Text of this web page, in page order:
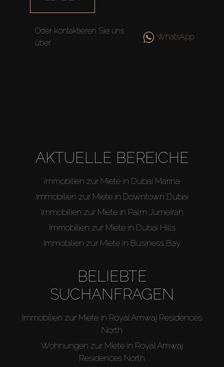
AgentenOder kontaktieren Sie uns
über
WhatsApp
AKTUELLE BEREICHE
Immobilien zur Miete in Dubai Marina
Immobilien zur Miete in Downtown Dubai
Immobilien zur Miete in Palm Jumeirah
Immobilien zur Miete in Dubai Hills
Immobilien zur Miete in Business Bay
BELIEBTE
SUCHANFRAGEN
Immobilien zur Miete in Royal Amwaj Residences
North
Wohnungen zur Miete in Royal Amwaj
Residences North